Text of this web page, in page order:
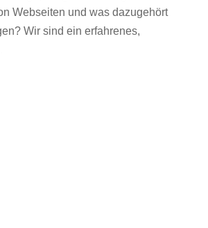
Webseiten und was dazugehört
Wir sind ein erfahrenes,